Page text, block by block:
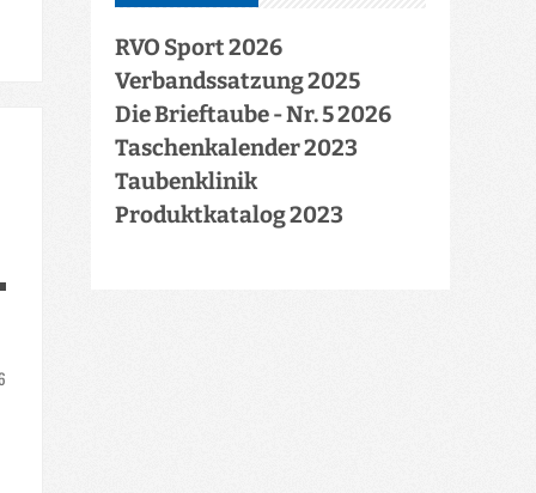
RVO Sport 2026
Verbandssatzung 2025
Die Brieftaube - Nr. 5 2026
Taschenkalender 2023
Taubenklinik
Produktkatalog 2023